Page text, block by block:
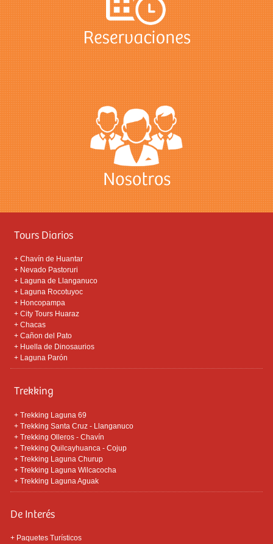
Tours Diarios
+ Chavín de Huantar
+ Nevado Pastoruri
+ Laguna de Llanganuco
+ Laguna Rocotuyoc
+ Honcopampa
+ City Tours Huaraz
+ Chacas
+ Cañon del Pato
+ Huella de Dinosaurios
+ Laguna Parón
Trekking
+ Trekking Laguna 69
+ Trekking Santa Cruz - Llanganuco
+ Trekking Olleros - Chavín
+ Trekking Quilcayhuanca - Cojup
+ Trekking Laguna Churup
+ Trekking Laguna Wilcacocha
+ Trekking Laguna Aguak
De Interés
+ Paquetes Turísticos